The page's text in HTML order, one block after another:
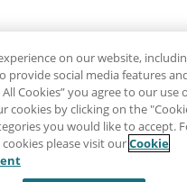
on our website,
provide social media features
Cookies” you agree to our use
cookies by clicking on the
you would like to accept.
please visit ourCookie